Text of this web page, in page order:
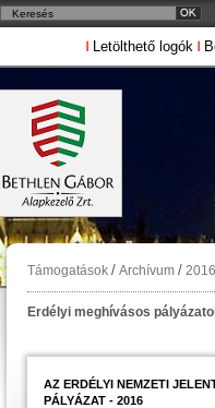
Letölthető logók
Támogatások / Archívum /
Erdélyi meghívásos
AZ ERDÉLYI NEMZETI
PÁLYÁZAT - 2016